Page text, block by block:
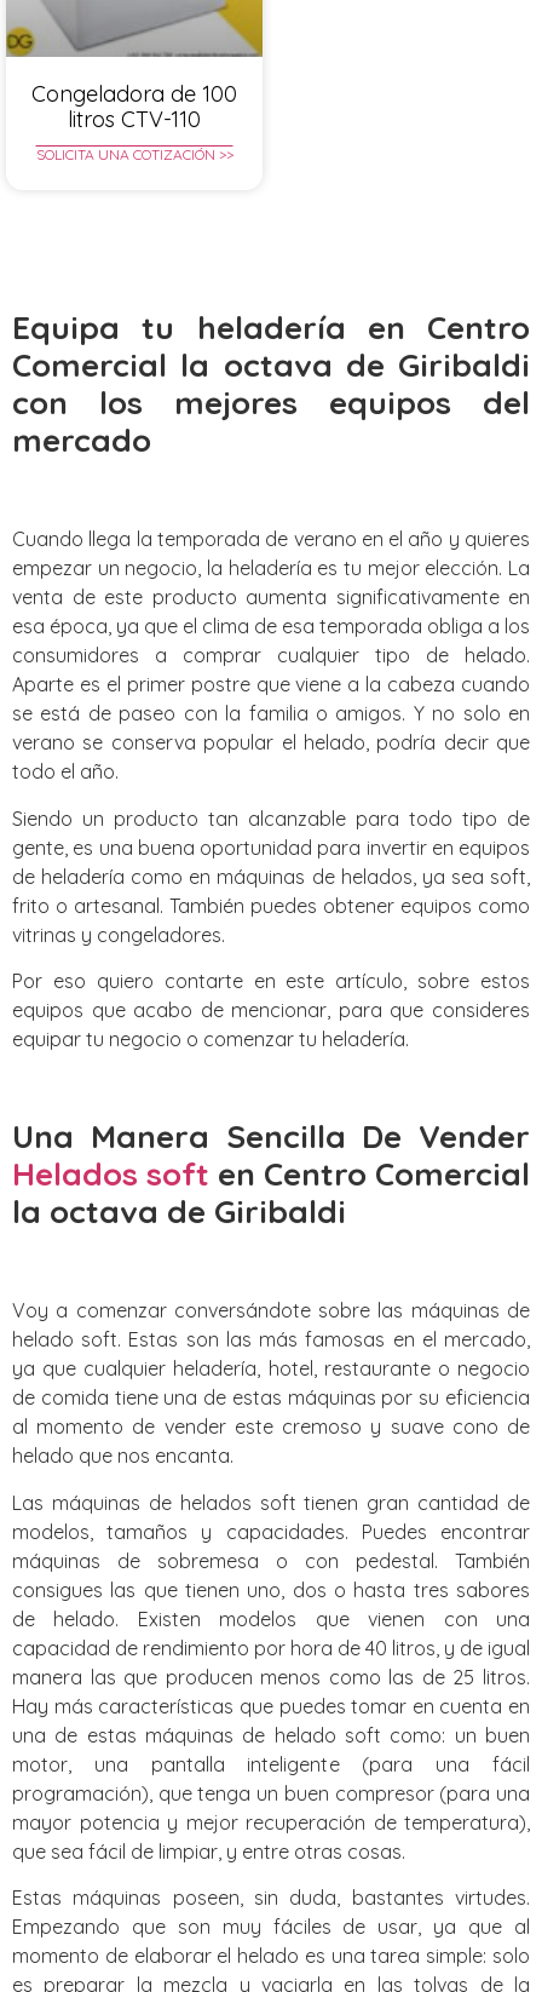
Congeladora de 100
litros CTV-110
SOLICITA UNA COTIZACIÓN >>
Equipa tu heladería en Centro
Comercial la octava de Giribaldi
con los mejores equipos del
mercado
Cuando llega la temporada de verano en el año y quieres
empezar un negocio, la heladería es tu mejor elección. La
venta de este producto aumenta significativamente en
esa época, ya que el clima de esa temporada obliga a los
consumidores a comprar cualquier tipo de helado.
Aparte es el primer postre que viene a la cabeza cuando
se está de paseo con la familia o amigos. Y no solo en
verano se conserva popular el helado, podría decir que
todo el año.
Siendo un producto tan alcanzable para todo tipo de
gente, es una buena oportunidad para invertir en equipos
de heladería como en máquinas de helados, ya sea soft,
frito o artesanal. También puedes obtener equipos como
vitrinas y congeladores.
Por eso quiero contarte en este artículo, sobre estos
equipos que acabo de mencionar, para que consideres
equipar tu negocio o comenzar tu heladería.
Una Manera Sencilla De Vender
Helados soft en Centro Comercial
la octava de Giribaldi
Voy a comenzar conversándote sobre las máquinas de
helado soft. Estas son las más famosas en el mercado,
ya que cualquier heladería, hotel, restaurante o negocio
de comida tiene una de estas máquinas por su eficiencia
al momento de vender este cremoso y suave cono de
helado que nos encanta.
Las máquinas de helados soft tienen gran cantidad de
modelos, tamaños y capacidades. Puedes encontrar
máquinas de sobremesa o con pedestal. También
consigues las que tienen uno, dos o hasta tres sabores
de helado. Existen modelos que vienen con una
capacidad de rendimiento por hora de 40 litros, y de igual
manera las que producen menos como las de 25 litros.
Hay más características que puedes tomar en cuenta en
una de estas máquinas de helado soft como: un buen
motor, una pantalla inteligente (para una fácil
programación), que tenga un buen compresor (para una
mayor potencia y mejor recuperación de temperatura),
que sea fácil de limpiar, y entre otras cosas.
Estas máquinas poseen, sin duda, bastantes virtudes.
Empezando que son muy fáciles de usar, ya que al
momento de elaborar el helado es una tarea simple: solo
es preparar la mezcla y vaciarla en las tolvas de la